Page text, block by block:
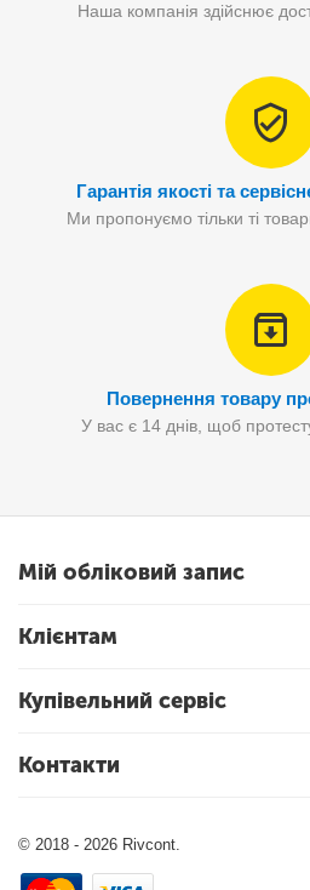
Наша компанія здійснює
Гарантія якості та
Ми пропонуємо тільки ті
Повернення товару
У вас є 14 днів, щоб
Мій обліковий запис
Клієнтам
Купівельний сервіс
Контакти
© 2018 - 2026 Rivcont.